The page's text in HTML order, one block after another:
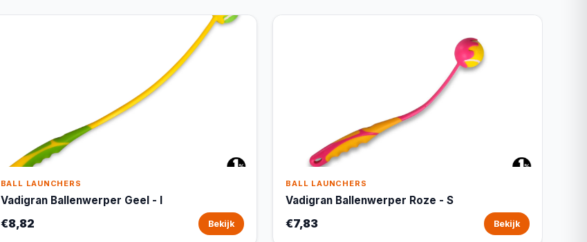
BALL LAUNCHERS
Vadigran Ballenwerper Geel - l
€8,82 Bekijk
BALL LAUNCHERS
Vadigran Ballenwerper Roze - S
€7,83 Bekijk